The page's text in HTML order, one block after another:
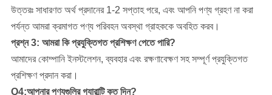
উত্তরঃ সাধারণত অর্থ প্রদানের 1-2 সপ্তাহ পরে, এবং আপনি পণ্য গ্রহণ না করা
পর্যন্ত আমরা ক্রমাগত পণ্য পরিবহন অবস্থা গ্রাহককে অবহিত করব।
প্রশ্ন 3: আমরা কি প্রযুক্তিগত প্রশিক্ষণ পেতে পারি?
আমাদের কোম্পানি ইনস্টলেশন, ব্যবহার এবং রক্ষণাবেক্ষণ সহ সম্পূর্ণ প্রযুক্তিগত
প্রশিক্ষণ প্রদান করা।
Q4:আপনার পণ্যগুলির গ্যারান্টি কত দিন?